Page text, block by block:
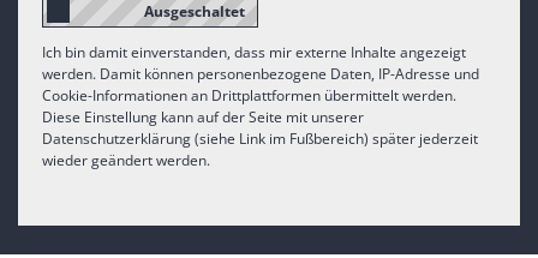
Ich bin damit einverstanden, dass mir externe Inhalte angezeigt
werden. Damit können personenbezogene Daten, IP-Adresse und
Cookie-Informationen an Drittplattformen übermittelt werden.
Diese Einstellung kann auf der Seite mit unserer
Datenschutzerklärung (siehe Link im Fußbereich) später jederzeit
wieder geändert werden.